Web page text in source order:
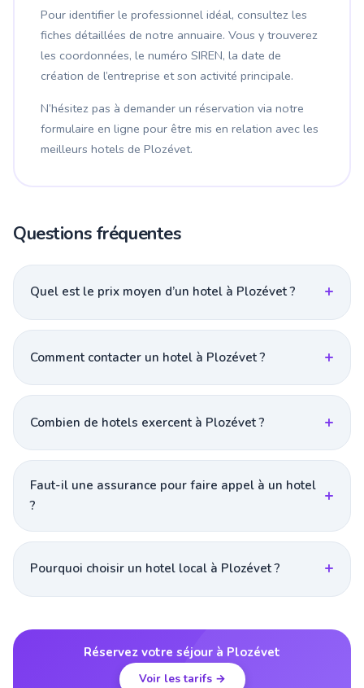
Pour identifier le professionnel idéal, consultez les
fiches détaillées de notre annuaire. Vous y trouverez
les coordonnées, le numéro SIREN, la date de
création de l’entreprise et son activité principale.
N’hésitez pas à demander un réservation via notre
formulaire en ligne pour être mis en relation avec les
meilleurs hotels de Plozévet.
Questions fréquentes
Quel est le prix moyen d’un hotel à Plozévet ?
Comment contacter un hotel à Plozévet ?
Combien de hotels exercent à Plozévet ?
Faut-il une assurance pour faire appel à un hotel
?
Pourquoi choisir un hotel local à Plozévet ?
Réservez votre séjour à Plozévet
Voir les tarifs →